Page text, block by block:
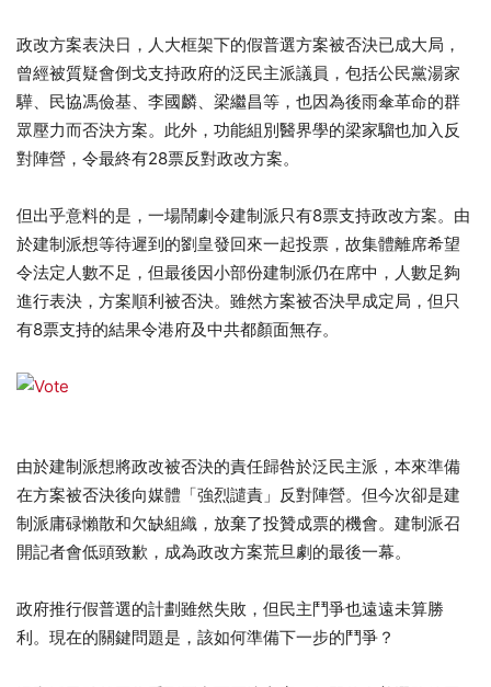
政改方案表決日，人大框架下的假普選方案被否決已成大局，
曾經被質疑會倒戈支持政府的泛民主派議員，包括公民黨湯家
驊、民協馮儉基、李國麟、梁繼昌等，也因為後雨傘革命的群
眾壓力而否決方案。此外，功能組別醫界學的梁家騮也加入反
對陣營，令最終有28票反對政改方案。
但出乎意料的是，一場鬧劇令建制派只有8票支持政改方案。由
於建制派想等待遲到的劉皇發回來一起投票，故集體離席希望
令法定人數不足，但最後因小部份建制派仍在席中，人數足夠
進行表決，方案順利被否決。雖然方案被否決早成定局，但只
有8票支持的結果令港府及中共都顏面無存。
由於建制派想將政改被否決的責任歸咎於泛民主派，本來準備
在方案被否決後向媒體「強烈譴責」反對陣營。但今次卻是建
制派庸碌懶散和欠缺組織，放棄了投贊成票的機會。建制派召
開記者會低頭致歉，成為政改方案荒旦劇的最後一幕。
政府推行假普選的計劃雖然失敗，但民主鬥爭也遠遠未算勝
利。現在的關鍵問題是，該如何準備下一步的鬥爭？